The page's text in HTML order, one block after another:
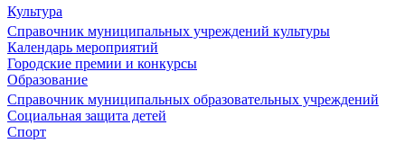
Культура
Справочник муниципальных учреждений культуры
Календарь мероприятий
Городские премии и конкурсы
Образование
Справочник муниципальных образовательных учреждений
Социальная защита детей
Спорт